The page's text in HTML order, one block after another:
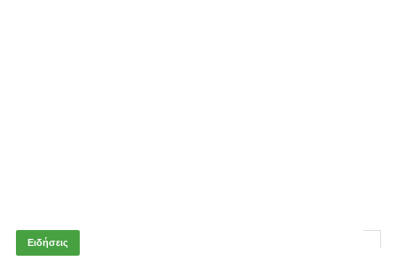
Ειδήσεις